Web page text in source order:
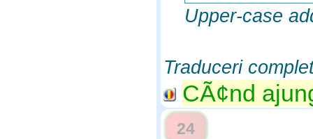
Upper-case
Traduceri
CÃ¢nd
24